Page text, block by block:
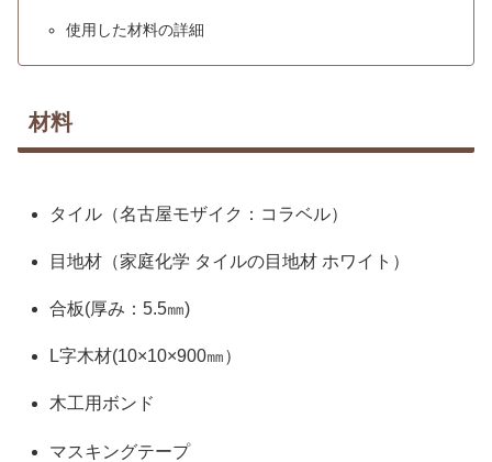
使用した材料の詳細
材料
タイル（名古屋モザイク：コラベル）
目地材（家庭化学 タイルの目地材 ホワイト）
合板(厚み：5.5㎜)
L字木材(10×10×900㎜）
木工用ボンド
マスキングテープ